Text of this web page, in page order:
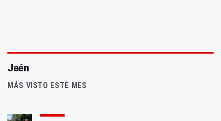
Jaén
MÁS VISTO ESTE MES